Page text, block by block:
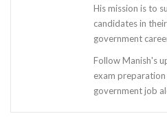
His mission is to
candidates in
government
Follow Manish's
exam preparation
government job